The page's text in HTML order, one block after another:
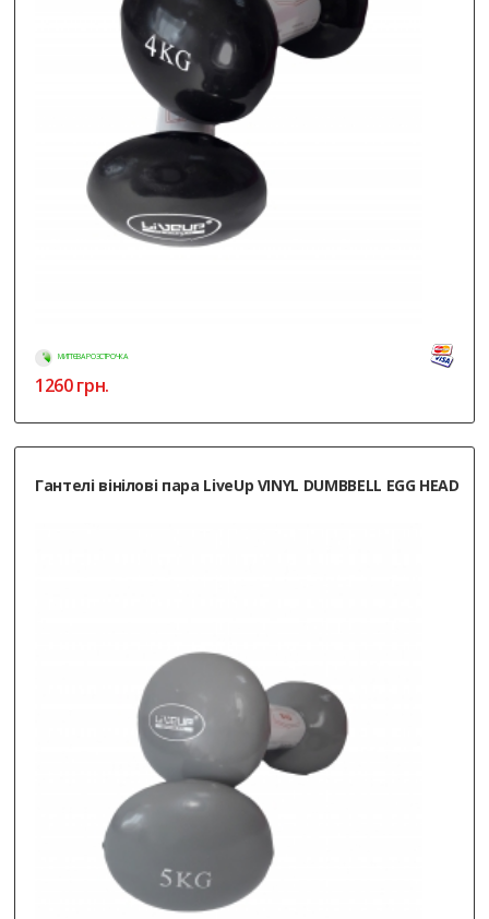
МИТТЄВА РОЗСТРОЧКА
1260грн.
Гантелі вінілові пара LiveUp VINYL DUMBBELL EGG HEAD